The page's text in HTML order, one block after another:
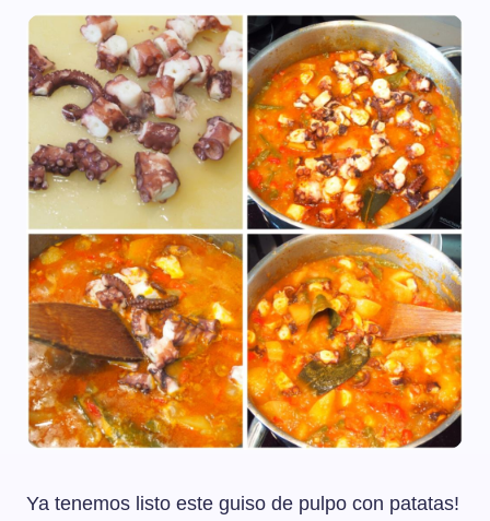
Ya tenemos listo este guiso de pulpo con patatas!